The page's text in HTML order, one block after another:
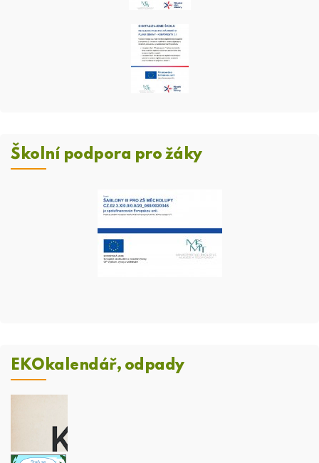
Školní podpora pro žáky
EKOkalendář, odpady